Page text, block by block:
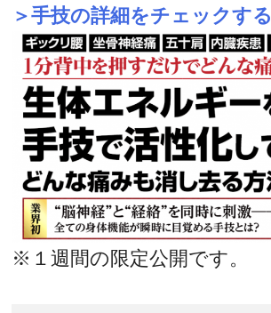
＞手技の詳細をチェックする
※１週間の限定公開です。